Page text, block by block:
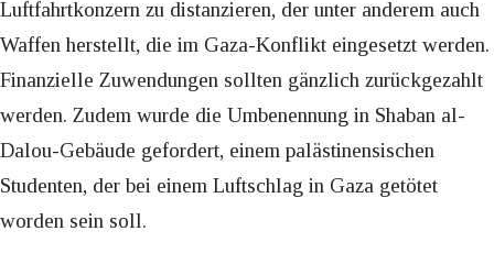
Luftfahrtkonzern zu distanzieren, der unter anderem auch
Waffen herstellt, die im Gaza-Konflikt eingesetzt werden.
Finanzielle Zuwendungen sollten gänzlich zurückgezahlt
werden. Zudem wurde die Umbenennung in Shaban al-
Dalou-Gebäude gefordert, einem palästinensischen
Studenten, der bei einem Luftschlag in Gaza getötet
worden sein soll.